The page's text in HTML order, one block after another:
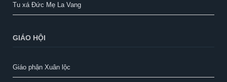
Tu xá Đức Mẹ La Vang
GIÁO HỘI
Giáo phận Xuân lộc